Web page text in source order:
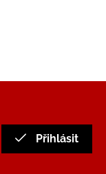
Přihlásit